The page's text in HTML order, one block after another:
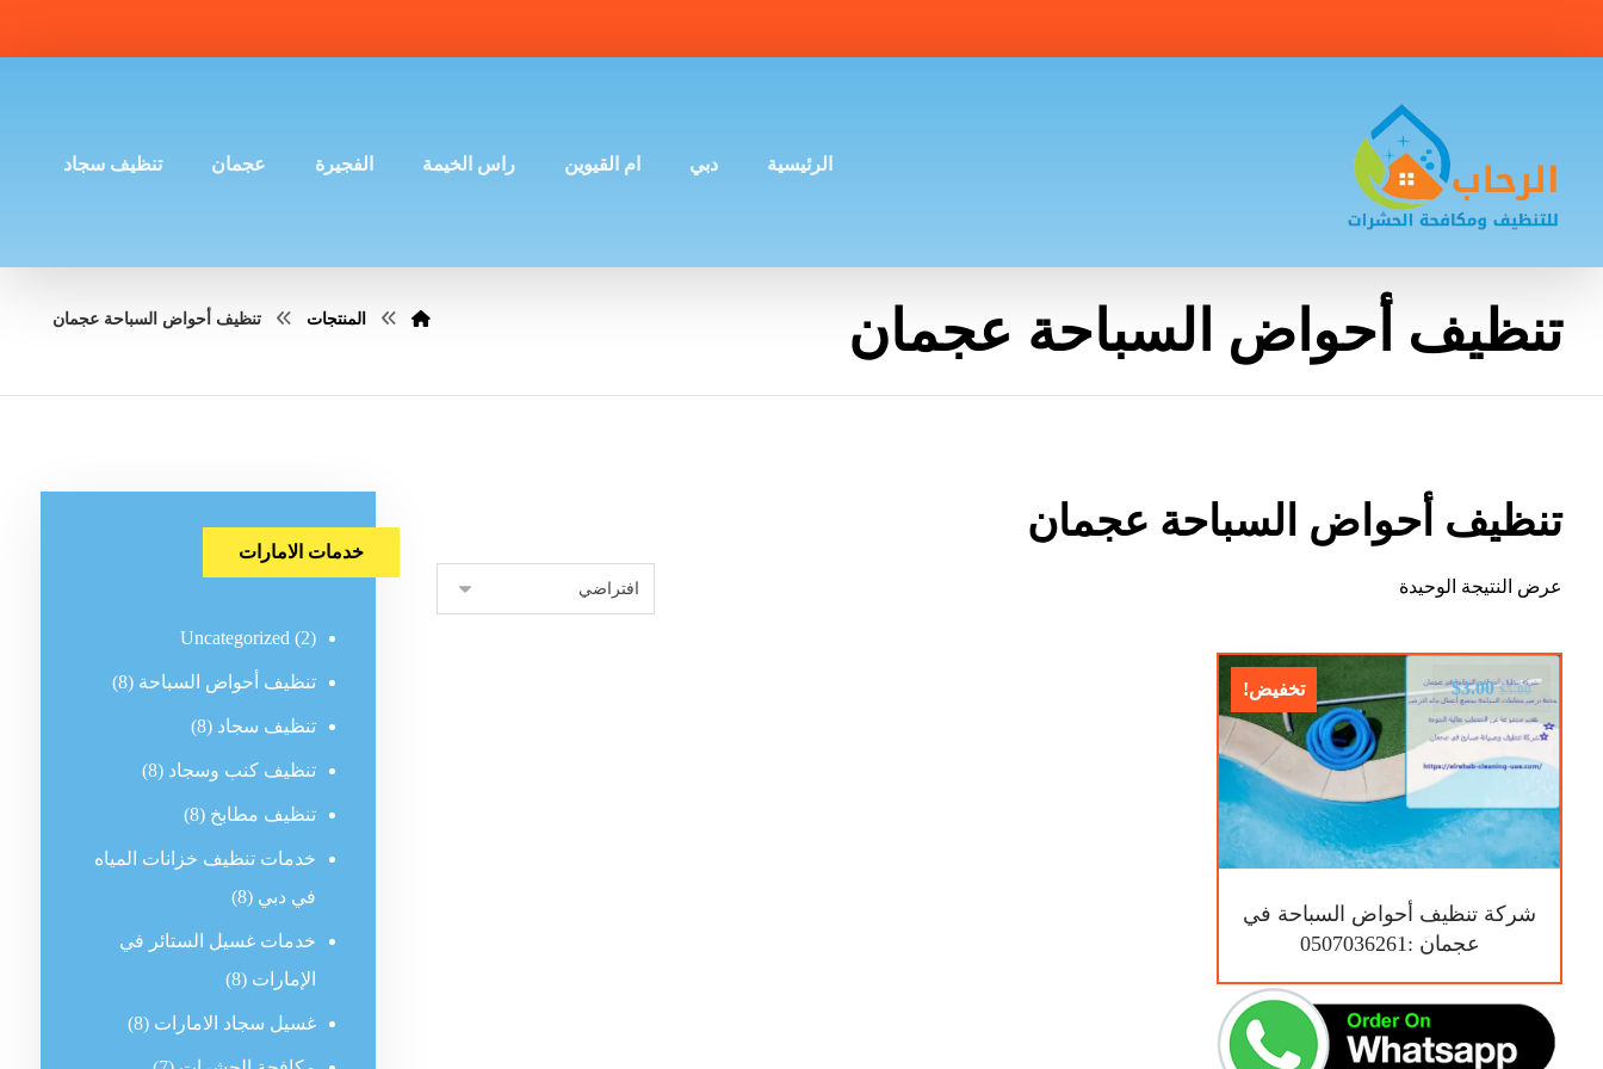
الرئيسية دبي ام القيوين راس الخيمة الفجيرة عجمان تنظيف سجاد
تنظيف أحواض السباحة عجمان المنتجات تنظيف أحواض السباحة عجمان
تنظيف أحواض السباحة عجمان
عرض النتيجة الوحيدة
تخفيض!
شركة تنظيف أحواض السباحة في
عجمان :0507036261
$5.00
$3.00
خدمات الامارات
Uncategorized (2)
تنظيف أحواض السباحة (8)
تنظيف سجاد (8)
تنظيف كنب وسجاد (8)
تنظيف مطابخ (8)
خدمات تنظيف خزانات المياه
في دبي (8)
خدمات غسيل الستائر في
الإمارات (8)
غسيل سجاد الامارات (8)